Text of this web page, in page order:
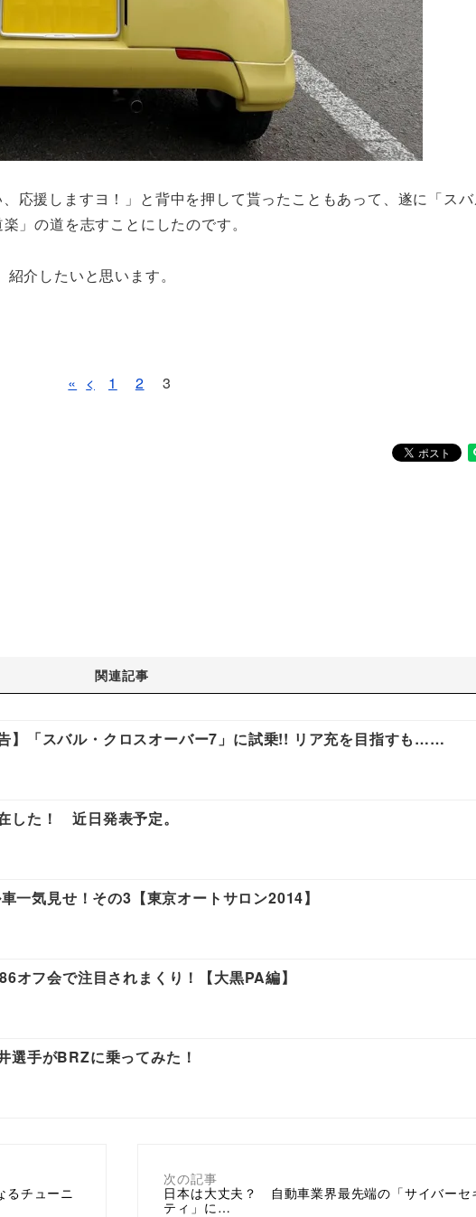
応援しますヨ！」と背中を押して貰ったこともあって、遂に「ス
」の道を志すことにしたのです。
介したいと思います。
« < 1 2 3
るチューニ
次の記事
日本は大丈夫？ 自動車業界最先端の「サイバーセ
ティ」に…
関連記事
】「スバル・クロスオーバー7」に試乗!! リア充を目指すも……
した！ 近日発表予定。
一気見せ！その3【東京オートサロン2014】
オフ会で注目されまくり！【大黒PA編】
選手がBRZに乗ってみた！